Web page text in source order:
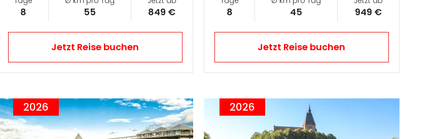
8 55 849 €
Jetzt Reise buchen
8 45 949 €
Jetzt Reise buchen
2026 2026